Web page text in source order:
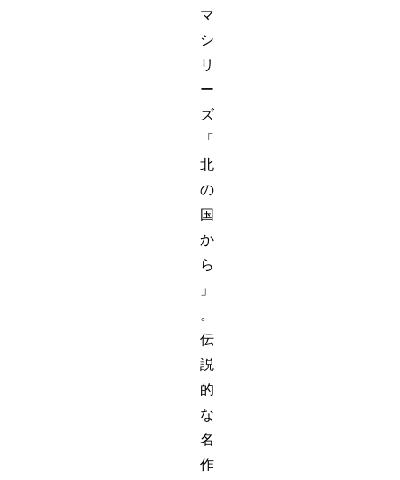
マ
シ
リ
ー
ズ
「
北
の
国
か
ら
」
。
伝
説
的
な
名
作